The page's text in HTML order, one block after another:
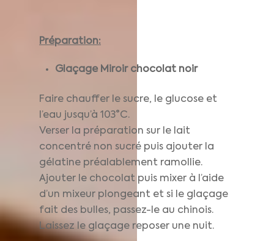
Préparation:
Glaçage Miroir chocolat noir
Faire chauffer le sucre, le glucose et
l’eau jusqu’à 103°C.
Verser la préparation sur le lait
concentré non sucré puis ajouter la
gélatine préalablement ramollie.
Ajouter le chocolat puis mixer à l’aide
d’un mixeur plongeant et si le glaçage
fait des bulles, passez-le au chinois.
Laissez le glaçage reposer une nuit.